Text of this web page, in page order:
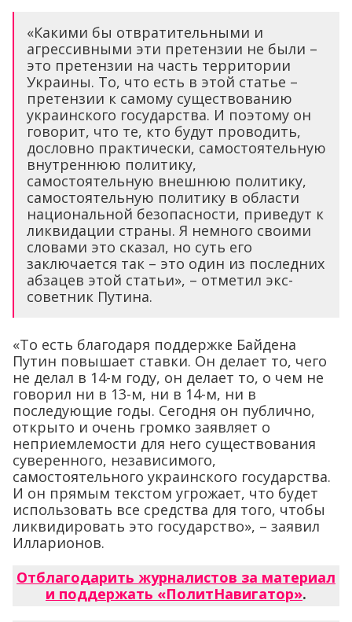
«Какими бы отвратительными и
агрессивными эти претензии не были –
это претензии на часть территории
Украины. То, что есть в этой статье –
претензии к самому существованию
украинского государства. И поэтому он
говорит, что те, кто будут проводить,
дословно практически, самостоятельную
внутреннюю политику,
самостоятельную внешнюю политику,
самостоятельную политику в области
национальной безопасности, приведут к
ликвидации страны. Я немного своими
словами это сказал, но суть его
заключается так – это один из последних
абзацев этой статьи», – отметил экс-
советник Путина.
«То есть благодаря поддержке Байдена
Путин повышает ставки. Он делает то, чего
не делал в 14-м году, он делает то, о чем не
говорил ни в 13-м, ни в 14-м, ни в
последующие годы. Сегодня он публично,
открыто и очень громко заявляет о
неприемлемости для него существования
суверенного, независимого,
самостоятельного украинского государства.
И он прямым текстом угрожает, что будет
использовать все средства для того, чтобы
ликвидировать это государство», – заявил
Илларионов.
Отблагодарить журналистов за материал
и поддержать «ПолитНавигатор».